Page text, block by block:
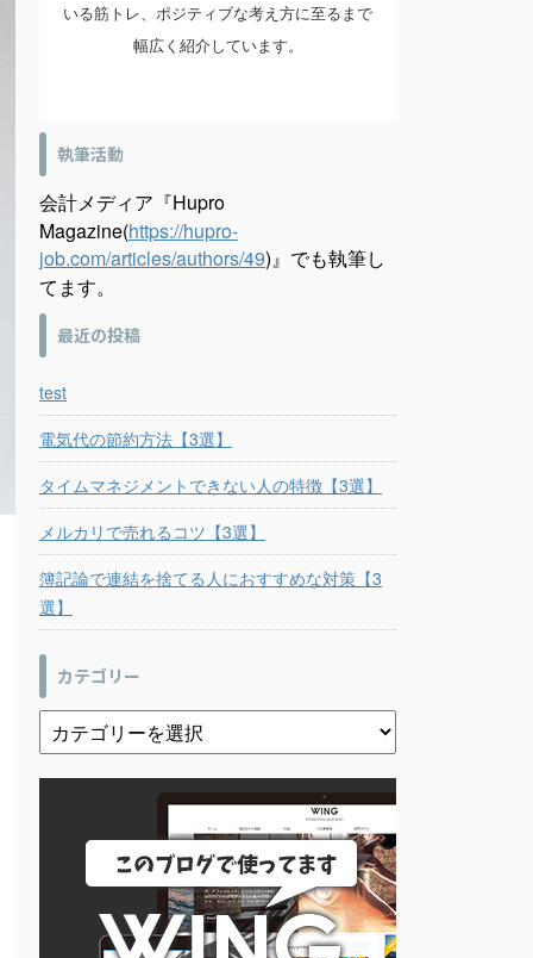
いる筋トレ、ポジティブな考え方に至るまで
幅広く紹介しています。
執筆活動
会計メディア『Hupro
Magazine(https://hupro-
job.com/articles/authors/49)』でも執筆し
てます。
最近の投稿
test
電気代の節約方法【3選】
タイムマネジメントできない人の特徴【3選】
メルカリで売れるコツ【3選】
簿記論で連結を捨てる人におすすめな対策【3
選】
カテゴリー